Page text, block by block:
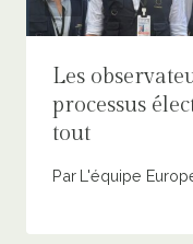
Les
processus
tout
Par L'équipe